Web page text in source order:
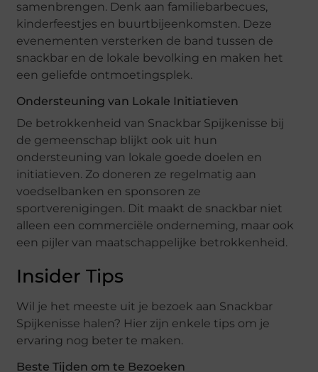
samenbrengen. Denk aan familiebarbecues,
kinderfeestjes en buurtbijeenkomsten. Deze
evenementen versterken de band tussen de
snackbar en de lokale bevolking en maken het
een geliefde ontmoetingsplek.
Ondersteuning van Lokale Initiatieven
De betrokkenheid van Snackbar Spijkenisse bij
de gemeenschap blijkt ook uit hun
ondersteuning van lokale goede doelen en
initiatieven. Zo doneren ze regelmatig aan
voedselbanken en sponsoren ze
sportverenigingen. Dit maakt de snackbar niet
alleen een commerciële onderneming, maar ook
een pijler van maatschappelijke betrokkenheid.
Insider Tips
Wil je het meeste uit je bezoek aan Snackbar
Spijkenisse halen? Hier zijn enkele tips om je
ervaring nog beter te maken.
Beste Tijden om te Bezoeken